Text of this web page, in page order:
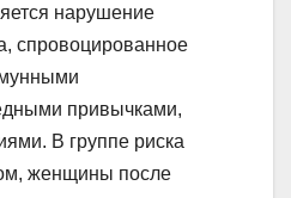
нарушение
спровоцированное
привычками,
В группе риска
женщины после